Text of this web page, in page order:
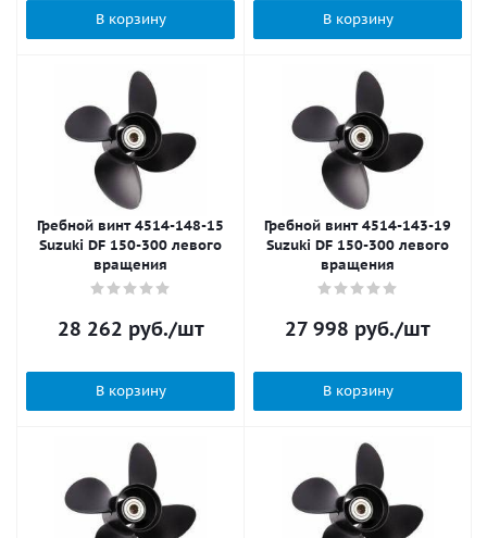
В корзину В корзину
Гребной винт 4514-148-15
Suzuki DF 150-300 левого
вращения
28 262 руб./шт
В корзину
Гребной винт 4514-143-19
Suzuki DF 150-300 левого
вращения
27 998 руб./шт
В корзину